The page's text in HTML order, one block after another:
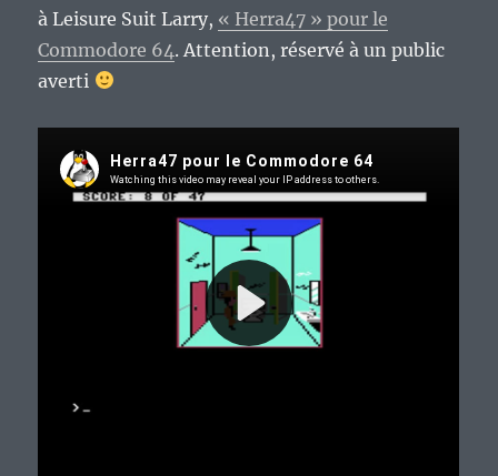
à Leisure Suit Larry, « Herra47 » pour le
Commodore 64. Attention, réservé à un public
averti